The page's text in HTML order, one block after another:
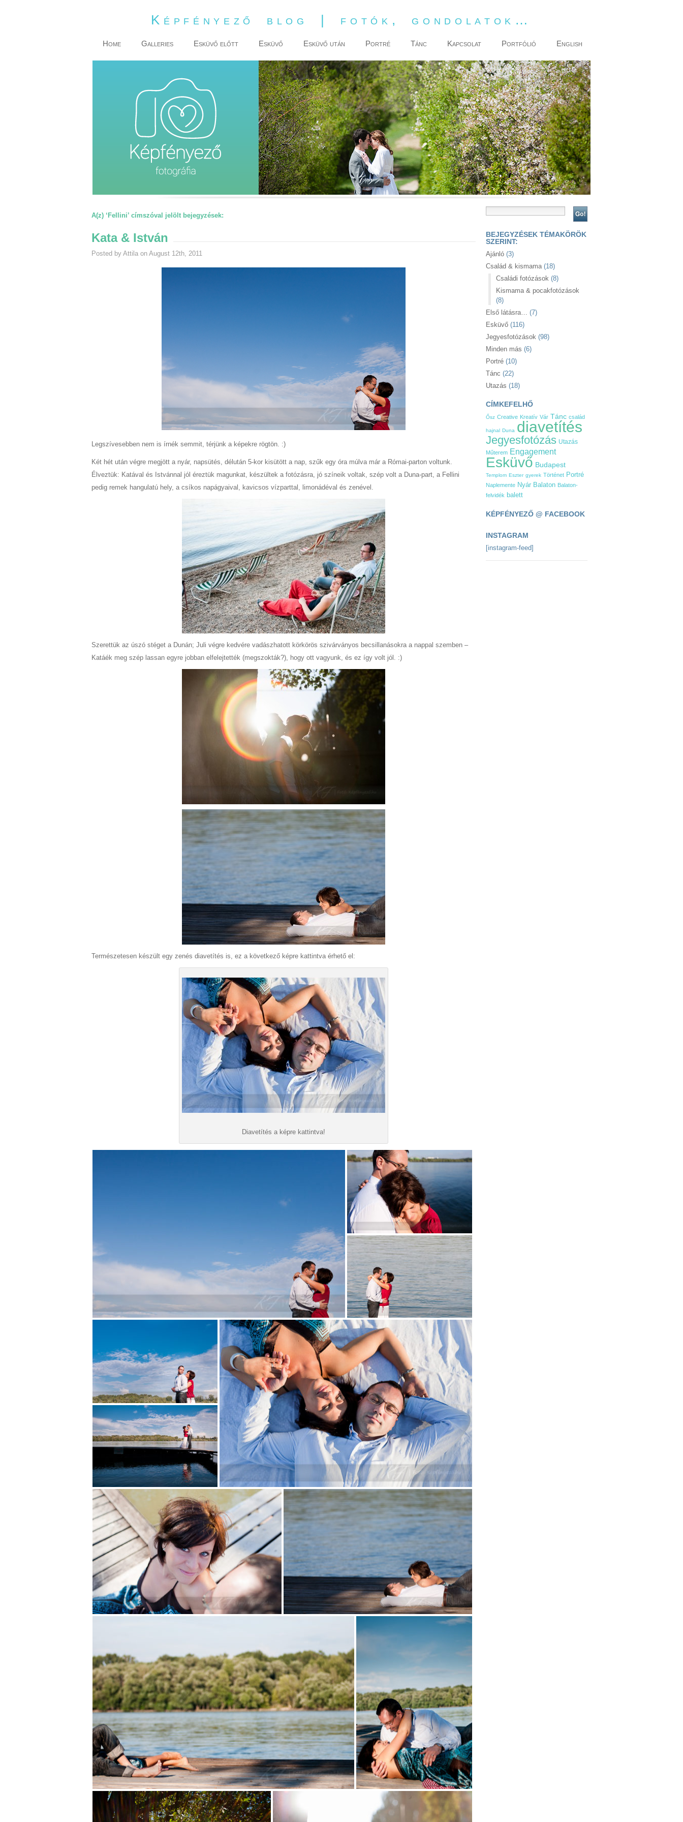
Képfényező blog | fotók, gondolatok…
Home Galleries Esküvő előtt Esküvő Esküvő után Portré Tánc Kapcsolat Portfólió English
A(z) ‘Fellini’ címszóval jelölt bejegyzések:
Kata & István
Posted by Attila on August 12th, 2011
Legszívesebben nem is írnék semmit, térjünk a képekre rögtön. :)
Két hét után végre megjött a nyár, napsütés, délután 5-kor kisütött a nap, szűk egy óra múlva már a Római-parton voltunk.
Élveztük: Katával és Istvánnal jól éreztük magunkat, készültek a fotózásra, jó színeik voltak, szép volt a Duna-part, a Fellini
pedig remek hangulatú hely, a csíkos napágyaival, kavicsos vízparttal, limonádéval és zenével.
Szerettük az úszó stéget a Dunán; Juli végre kedvére vadászhatott körkörös szivárványos becsillanásokra a nappal szemben –
Katáék meg szép lassan egyre jobban elfelejtették (megszokták?), hogy ott vagyunk, és ez így volt jól. :)
Természetesen készült egy zenés diavetítés is, ez a következő képre kattintva érhető el:
Diavetítés a képre kattintva!
BEJEGYZÉSEK TÉMAKÖRÖK
SZERINT:
Ajánló (3)
Család & kismama(18)
Családi fotózások (8)
Kismama & pocakfotózások
(8)
Első látásra… (7)
Esküvő (116)
Jegyesfotózások (98)
Minden más (6)
Portré (10)
Tánc (22)
Utazás (18)
CÍMKEFELHŐ
Ősz Creative Kreatív Vár Tánc család
hajnal Duna diavetítés
Jegyesfotózás Utazás
Műterem Engagement
Esküvő Budapest
Templom Eszter gyerek Történet Portré
Naplemente Nyár Balaton Balaton-
felvidék balett
KÉPFÉNYEZŐ @ FACEBOOK
INSTAGRAM
[instagram-feed]